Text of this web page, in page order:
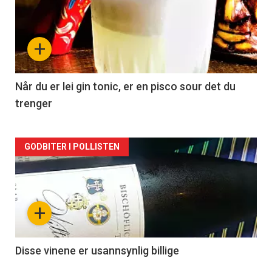
akkurat
nå
-
2
+
Når du er lei gin tonic, er en pisco sour det du
trenger
Forsiden
akkurat
nå
3
+
GODBITER I POLLISTEN
Disse vinene er usannsynlig billige